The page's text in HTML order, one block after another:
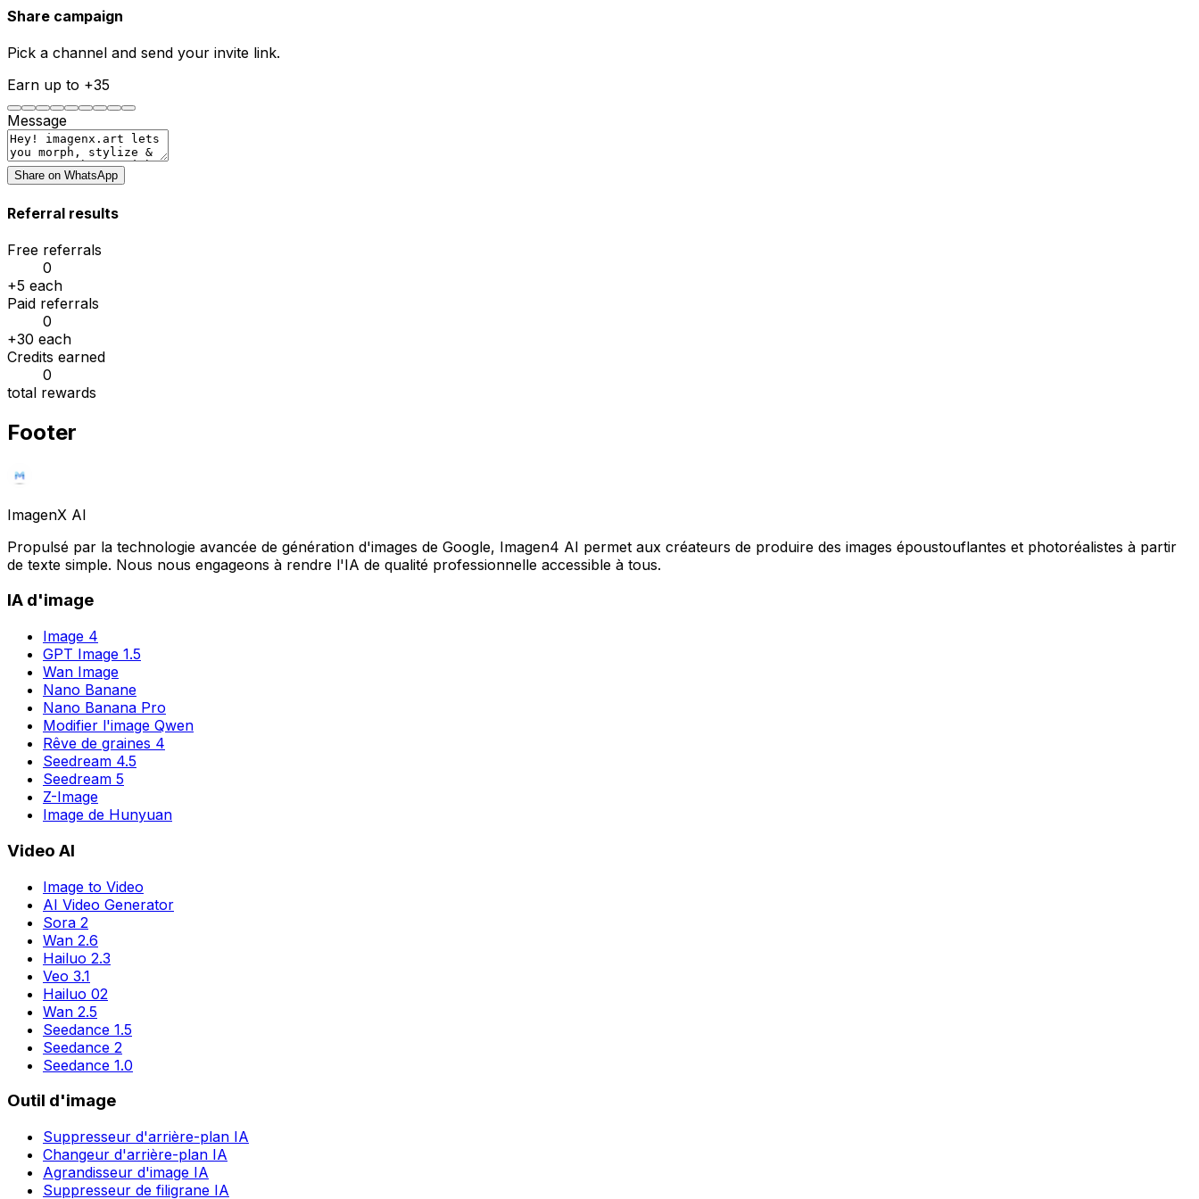
Share campaign
Pick a channel and send your invite link.
Earn up to +35
Message
Share on WhatsApp
Referral results
Free referrals
0
+5 each
Paid referrals
0
+30 each
Credits earned
0
total rewards
Footer
ImagenX AI
Propulsé par la technologie avancée de génération d'images de Google, Imagen4 AI permet aux créateurs de produire des images époustouflantes et photoréalistes à partir
de texte simple. Nous nous engageons à rendre l'IA de qualité professionnelle accessible à tous.
IA d'image
Image 4
GPT Image 1.5
Wan Image
Nano Banane
Nano Banana Pro
Modifier l'image Qwen
Rêve de graines 4
Seedream 4.5
Seedream 5
Z-Image
Image de Hunyuan
Video AI
Image to Video
AI Video Generator
Sora 2
Wan 2.6
Hailuo 2.3
Veo 3.1
Hailuo 02
Wan 2.5
Seedance 1.5
Seedance 2
Seedance 1.0
Outil d'image
Suppresseur d'arrière-plan IA
Changeur d'arrière-plan IA
Agrandisseur d'image IA
Suppresseur de filigrane IA